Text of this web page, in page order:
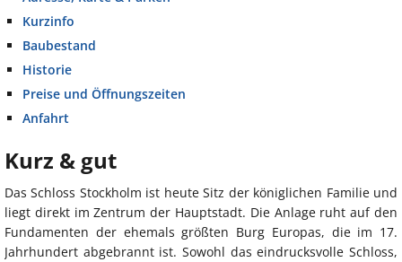
Kurzinfo
Baubestand
Historie
Preise und Öffnungszeiten
Anfahrt
Kurz & gut
Das Schloss Stockholm ist heute Sitz der königlichen Familie und
liegt direkt im Zentrum der Hauptstadt. Die Anlage ruht auf den
Fundamenten der ehemals größten Burg Europas, die im 17.
Jahrhundert abgebrannt ist. Sowohl das eindrucksvolle Schloss,